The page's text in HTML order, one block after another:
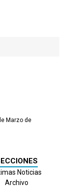
Marzo de
Noticias
Archivo